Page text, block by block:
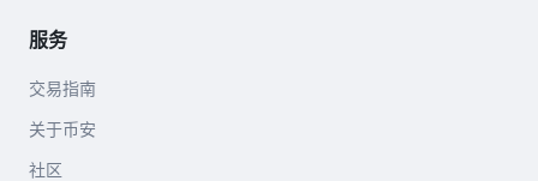
服务
交易指南
关于币安
社区